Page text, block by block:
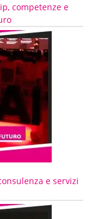
competenze e
e servizi